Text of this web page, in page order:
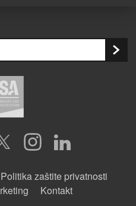
Politika zaštite privatnosti
Kontakt